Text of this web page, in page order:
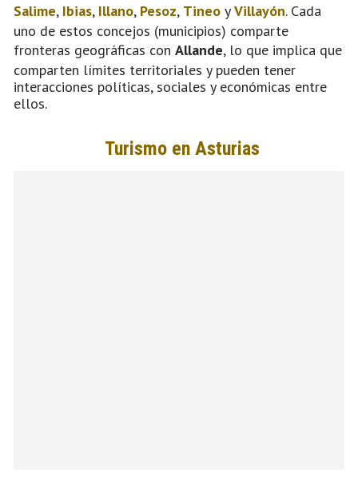
Salime, Ibias, Illano, Pesoz, Tineo yVillayón. Cada
uno de estos concejos (municipios) comparte
fronteras geográficas con Allande, lo que implica que
comparten límites territoriales y pueden tener
interacciones políticas, sociales y económicas entre
ellos.